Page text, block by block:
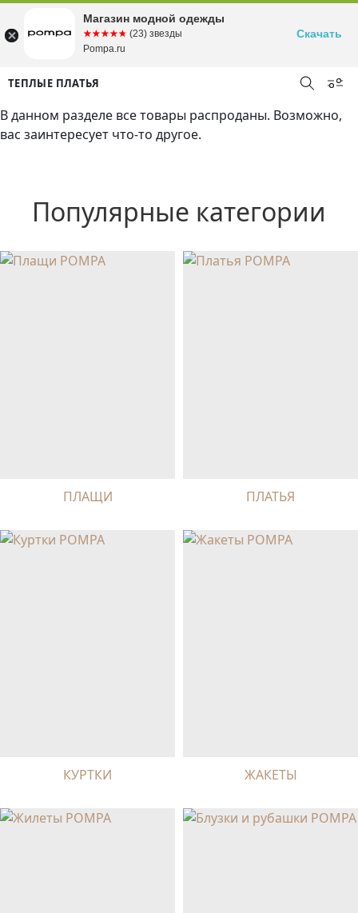
ТЕПЛЫЕ ПЛАТЬЯ
В данном разделе все товары распроданы. Возможно,
вас заинтересует что-то другое.
Популярные категории
ПЛАЩИ ПЛАТЬЯ
КУРТКИ ЖАКЕТЫ
Магазин модной одежды
☆☆☆☆☆
★★★★★ (23) звезды
Pompa.ru
Скачать